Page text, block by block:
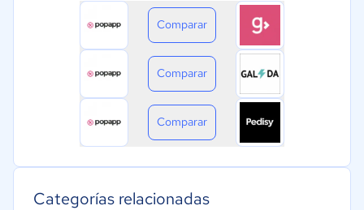
Comparar
Comparar
Comparar
Categorías relacionadas